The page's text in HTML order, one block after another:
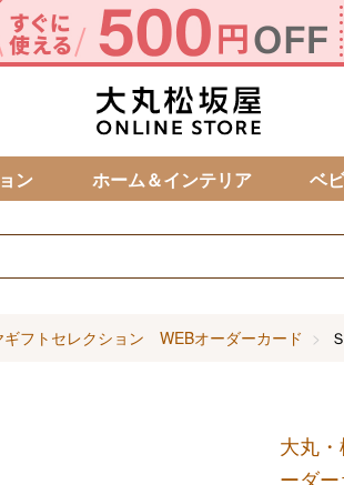
ン ホーム＆インテリア ベ
ギフトセレクション WEBオーダーカード
大丸
ーダ